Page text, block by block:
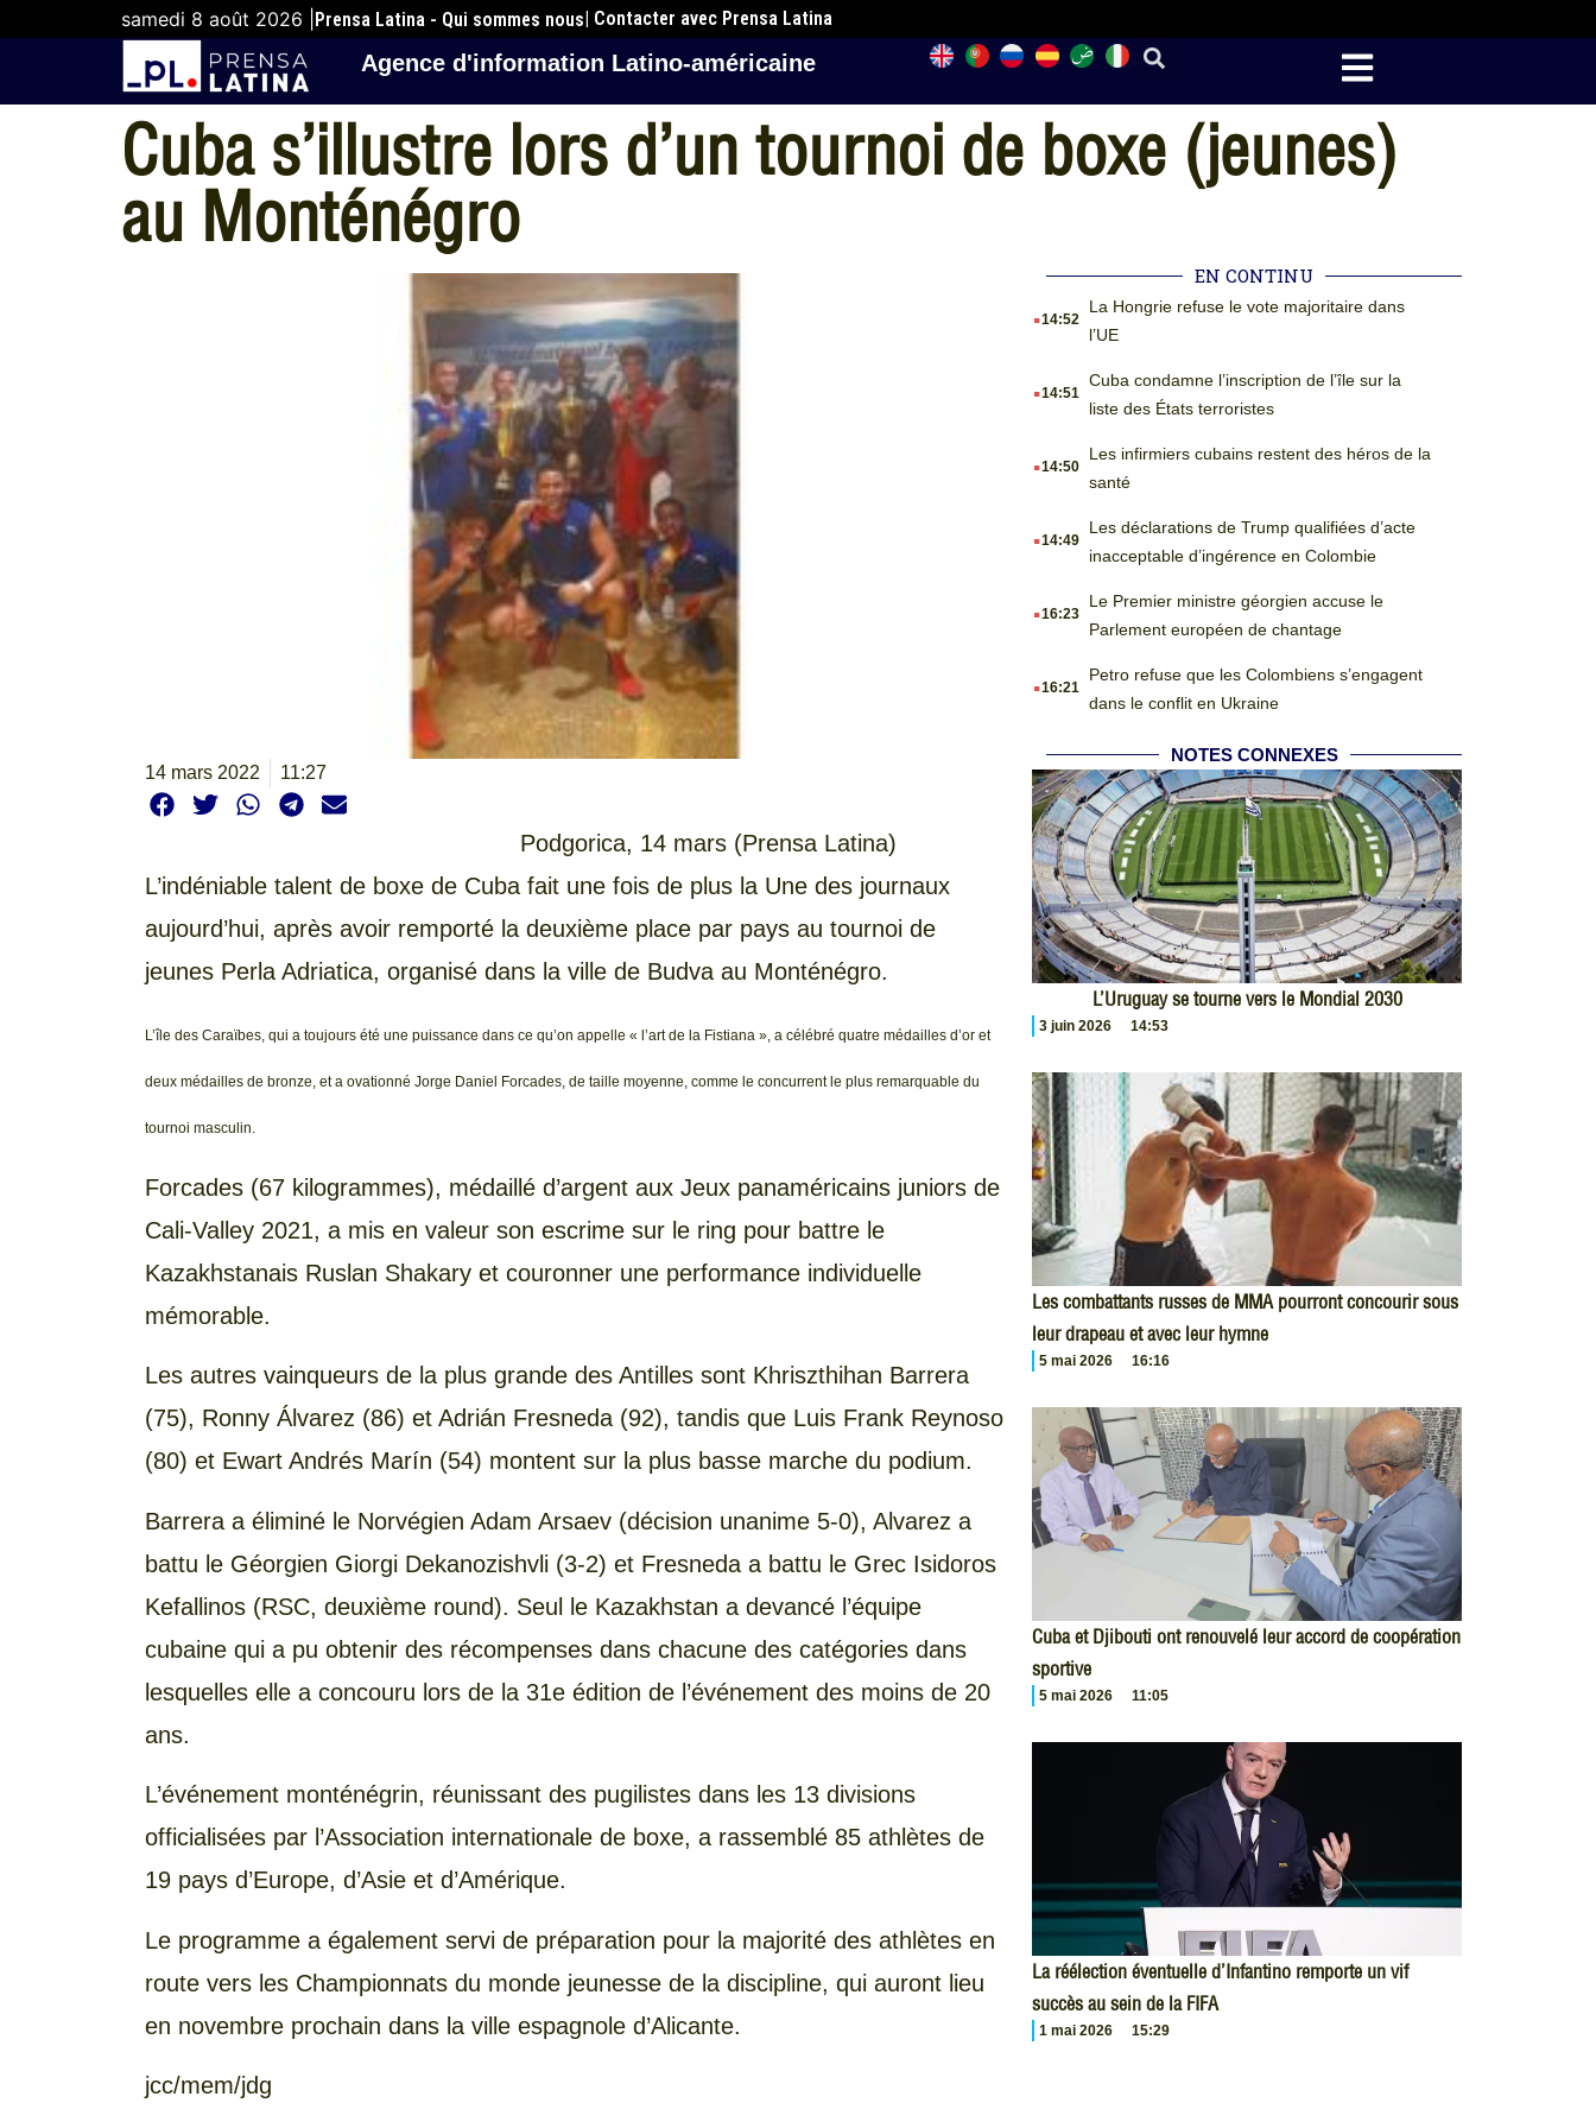
samedi 8 août 2026 | Prensa Latina - Qui sommes nous| Contacter avec Prensa Latina
Agence d'information Latino-américaine
Cuba s’illustre lors d’un tournoi de boxe (jeunes)
au Monténégro
14 mars 2022 11:27
Podgorica, 14 mars (Prensa Latina)
L’indéniable talent de boxe de Cuba fait une fois de plus la Une des journaux
aujourd’hui, après avoir remporté la deuxième place par pays au tournoi de
jeunes Perla Adriatica, organisé dans la ville de Budva au Monténégro.
L’île des Caraïbes, qui a toujours été une puissance dans ce qu’on appelle « l’art de la Fistiana », a célébré quatre médailles d’or et
deux médailles de bronze, et a ovationné Jorge Daniel Forcades, de taille moyenne, comme le concurrent le plus remarquable du
tournoi masculin.
Forcades (67 kilogrammes), médaillé d’argent aux Jeux panaméricains juniors de
Cali-Valley 2021, a mis en valeur son escrime sur le ring pour battre le
Kazakhstanais Ruslan Shakary et couronner une performance individuelle
mémorable.
Les autres vainqueurs de la plus grande des Antilles sont Khriszthihan Barrera
(75), Ronny Álvarez (86) et Adrián Fresneda (92), tandis que Luis Frank Reynoso
(80) et Ewart Andrés Marín (54) montent sur la plus basse marche du podium.
Barrera a éliminé le Norvégien Adam Arsaev (décision unanime 5-0), Alvarez a
battu le Géorgien Giorgi Dekanozishvli (3-2) et Fresneda a battu le Grec Isidoros
Kefallinos (RSC, deuxième round). Seul le Kazakhstan a devancé l’équipe
cubaine qui a pu obtenir des récompenses dans chacune des catégories dans
lesquelles elle a concouru lors de la 31e édition de l’événement des moins de 20
ans.
L’événement monténégrin, réunissant des pugilistes dans les 13 divisions
officialisées par l’Association internationale de boxe, a rassemblé 85 athlètes de
19 pays d’Europe, d’Asie et d’Amérique.
Le programme a également servi de préparation pour la majorité des athlètes en
route vers les Championnats du monde jeunesse de la discipline, qui auront lieu
en novembre prochain dans la ville espagnole d’Alicante.
jcc/mem/jdg
EN CONTINU
.14:52
La Hongrie refuse le vote majoritaire dans
l’UE
.14:51
Cuba condamne l’inscription de l’île sur la
liste des États terroristes
.14:50
Les infirmiers cubains restent des héros de la
santé
.14:49
Les déclarations de Trump qualifiées d’acte
inacceptable d’ingérence en Colombie
.16:23
Le Premier ministre géorgien accuse le
Parlement européen de chantage
.16:21
Petro refuse que les Colombiens s’engagent
dans le conflit en Ukraine
NOTES CONNEXES
L’Uruguay se tourne vers le Mondial 2030
3 juin 2026 14:53
Les combattants russes de MMA pourront concourir sous
leur drapeau et avec leur hymne
5 mai 2026 16:16
Cuba et Djibouti ont renouvelé leur accord de coopération
sportive
5 mai 2026 11:05
La réélection éventuelle d’Infantino remporte un vif
succès au sein de la FIFA
1 mai 2026 15:29